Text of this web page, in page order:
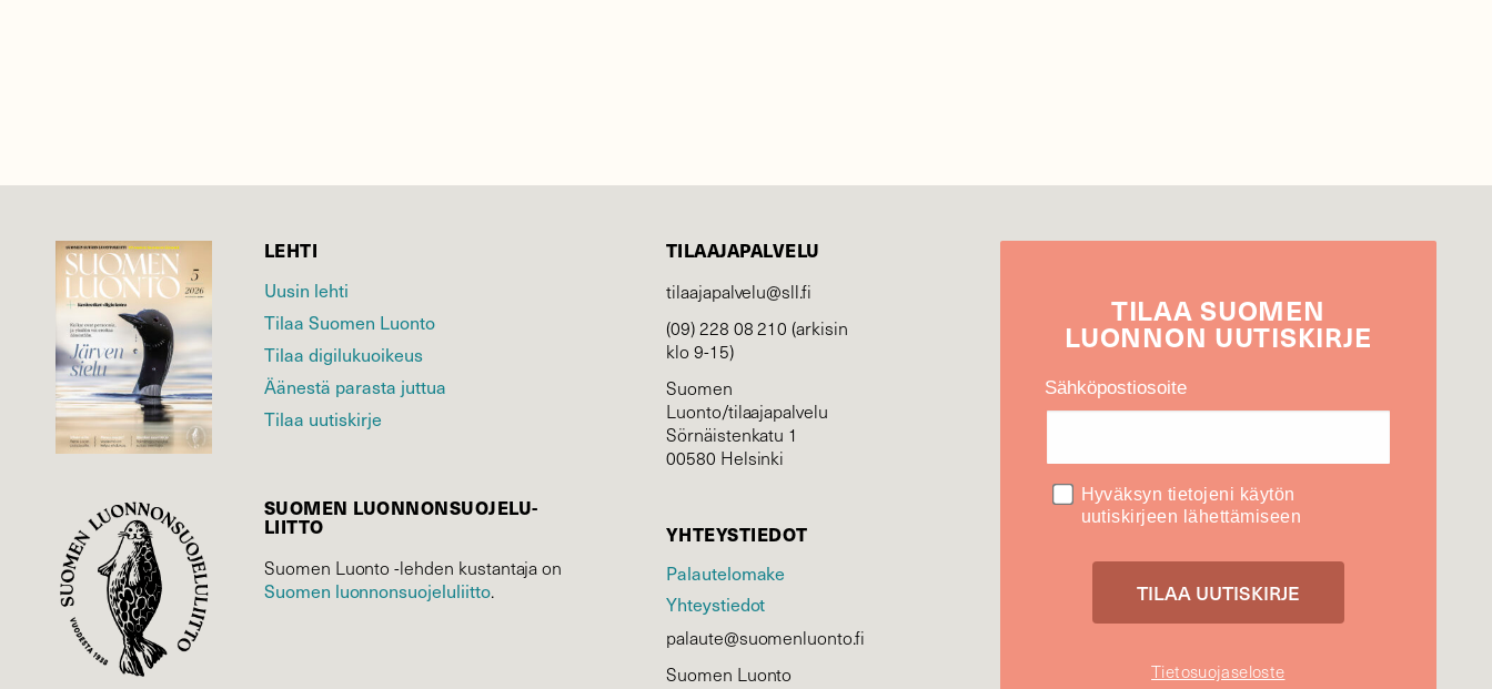
LEHTI
Uusin lehti
Tilaa Suomen Luonto
Tilaa digilukuoikeus
Äänestä parasta juttua
Tilaa uutiskirje
SUOMEN LUONNON­SUOJELU­
LIITTO
Suomen Luonto -lehden kustantaja on
Suomen luonnonsuojelu­liitto.
TILAAJAPALVELU
tilaajapalvelu@sll.fi
(09) 228 08 210 (arkisin
klo 9-15)
Suomen
Luonto/tilaajapalvelu
Sörnäistenkatu 1
00580 Helsinki
YHTEYSTIEDOT
Palautelomake
Yhteystiedot
palaute@suomenluonto.fi
Suomen Luonto
TILAASUOMEN
LUONNON UUTIS­KIRJE
Sähköpostiosoite
Hyväksyn tietojeni käytön
uutiskirjeen lähettämiseen
Tietosuojaseloste